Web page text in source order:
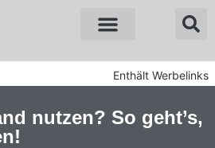
Enthält Werbelinks
nutzen? So geht’s,